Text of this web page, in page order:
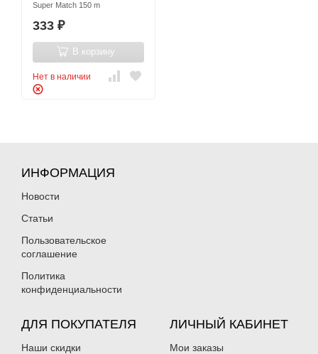
Super Match 150 m
333 ₽
В корзину
Нет в наличии
ИНФОРМАЦИЯ
Новости
Статьи
Пользовательское
соглашение
Политика
конфиденциальности
ДЛЯ ПОКУПАТЕЛЯ
Наши скидки
ЛИЧНЫЙ КАБИНЕТ
Мои заказы